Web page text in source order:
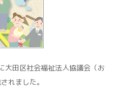
田区社会福祉法人協議会（お
れました。